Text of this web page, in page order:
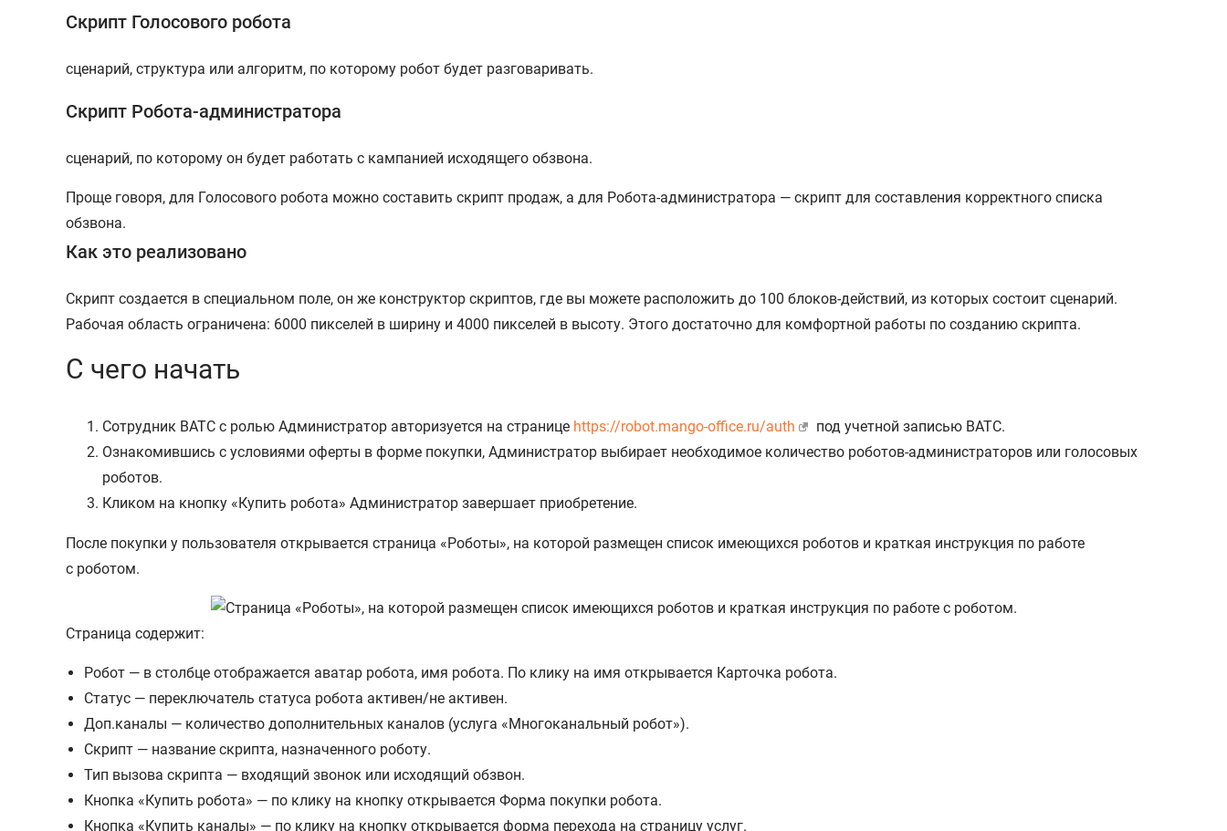
Скрипт Голосового робота
сценарий, структура или алгоритм, по которому робот будет разговаривать.
Скрипт Робота-администратора
сценарий, по которому он будет работать с кампанией исходящего обзвона.
Проще говоря, для Голосового робота можно составить скрипт продаж, а для Робота-администратора — скрипт для составления корректного списка
обзвона.
Как это реализовано
Скрипт создается в специальном поле, он же конструктор скриптов, где вы можете расположить до 100 блоков-действий, из которых состоит сценарий.
Рабочая область ограничена: 6000 пикселей в ширину и 4000 пикселей в высоту. Этого достаточно для комфортной работы по созданию скрипта.
С чего начать
Сотрудник ВАТС с ролью Администратор авторизуется на странице https://robot.mango-office.ru/auth
под учетной записью ВАТС.
Ознакомившись с условиями оферты в форме покупки, Администратор выбирает необходимое количество роботов-администраторов или голосовых
роботов.
Кликом на кнопку «Купить робота» Администратор завершает приобретение.
После покупки у пользователя открывается страница «Роботы», на которой размещен список имеющихся роботов и краткая инструкция по работе
с роботом.
Страница содержит:
Робот — в столбце отображается аватар робота, имя робота. По клику на имя открывается Карточка робота.
Статус — переключатель статуса робота активен/не активен.
Доп.каналы — количество дополнительных каналов (услуга «Многоканальный робот»).
Скрипт — название скрипта, назначенного роботу.
Тип вызова скрипта — входящий звонок или исходящий обзвон.
Кнопка «Купить робота» — по клику на кнопку открывается Форма покупки робота.
Кнопка «Купить каналы» — по клику на кнопку открывается форма перехода на страницу услуг.